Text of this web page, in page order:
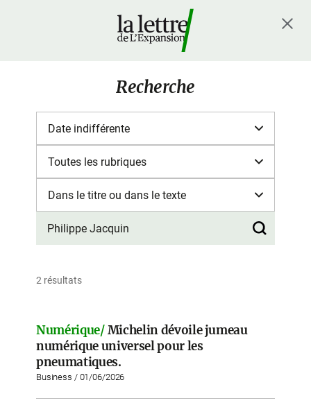
Recherche
2 résultats
Numérique/Michelin dévoile jumeau
numérique universel pour les
pneumatiques.
Business / 01/06/2026